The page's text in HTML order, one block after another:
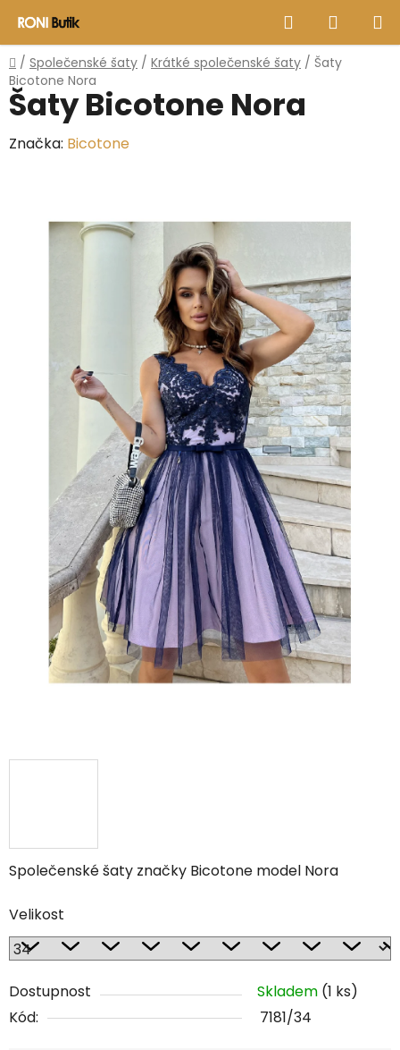
obsah
Hledat
KOŠÍK
Domů
/ Společenské šaty / Krátké společenské šaty / Šaty
Bicotone Nora
Společenské šaty značky Bicotone model Nora
Velikost
Dostupnost Skladem (1 ks)
Kód:
7181/34
Šaty Bicotone Nora
Značka: Bicotone